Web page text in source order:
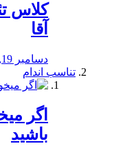
آقا
دسامبر 19, 2019
تناسب اندام
اگر
باشید